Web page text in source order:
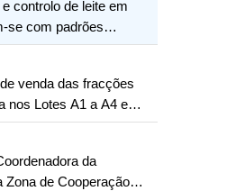
controlo de leite em
se com padrões
a saúde dos
como a segurança
venda das fracções
nos Lotes A1 a A4 e
Aterros
da
de Cooperação